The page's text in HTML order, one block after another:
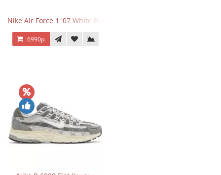
Nike Air Force 1 '07 White Black
6990р.